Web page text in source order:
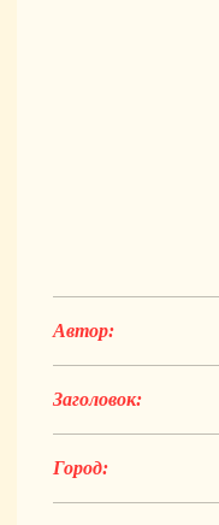
Автор:
Заголовок:
Город: